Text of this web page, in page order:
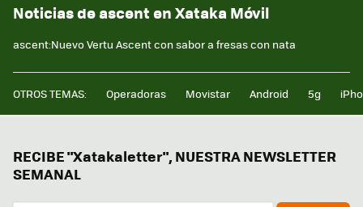
Noticias de ascent en Xataka Móvil
ascent:Nuevo Vertu Ascent con sabor a fresas con nata
OTROS TEMAS: Operadoras Movistar Android 5g
RECIBE "Xatakaletter", NUESTRA NEWSLETTER
SEMANAL